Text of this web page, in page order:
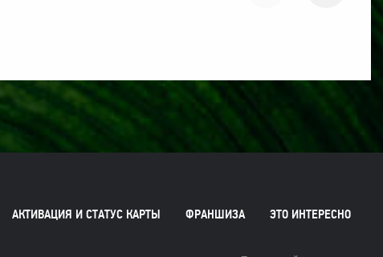
АКТИВАЦИЯ И СТАТУС КАРТЫ ФРАНШИЗА ЭТО ИНТЕРЕСНО